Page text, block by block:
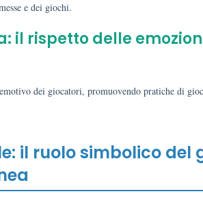
e dei giochi.
il rispetto delle
dei giocatori, promuovendo pratiche di
il ruolo simbolico del